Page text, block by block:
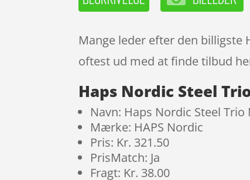
Mange leder efter den billigste
oftest ud med at finde tilbud
Haps Nordic Steel
Navn: Haps Nordic Steel
Mærke: HAPS Nordic
Pris: Kr. 321.50
PrisMatch: Ja
Fragt: Kr. 38.00